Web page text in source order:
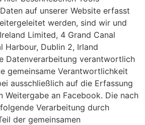
auf unserer Website erfasst
werden, sind wir und
Limited, 4 Grand Canal
Harbour, Dublin 2, Irland
Datenverarbeitung verantwortlich
gemeinsame Verantwortlichkeit
ausschließlich auf die Erfassung
Weitergabe an Facebook. Die nach
Verarbeitung durch
der gemeinsamen